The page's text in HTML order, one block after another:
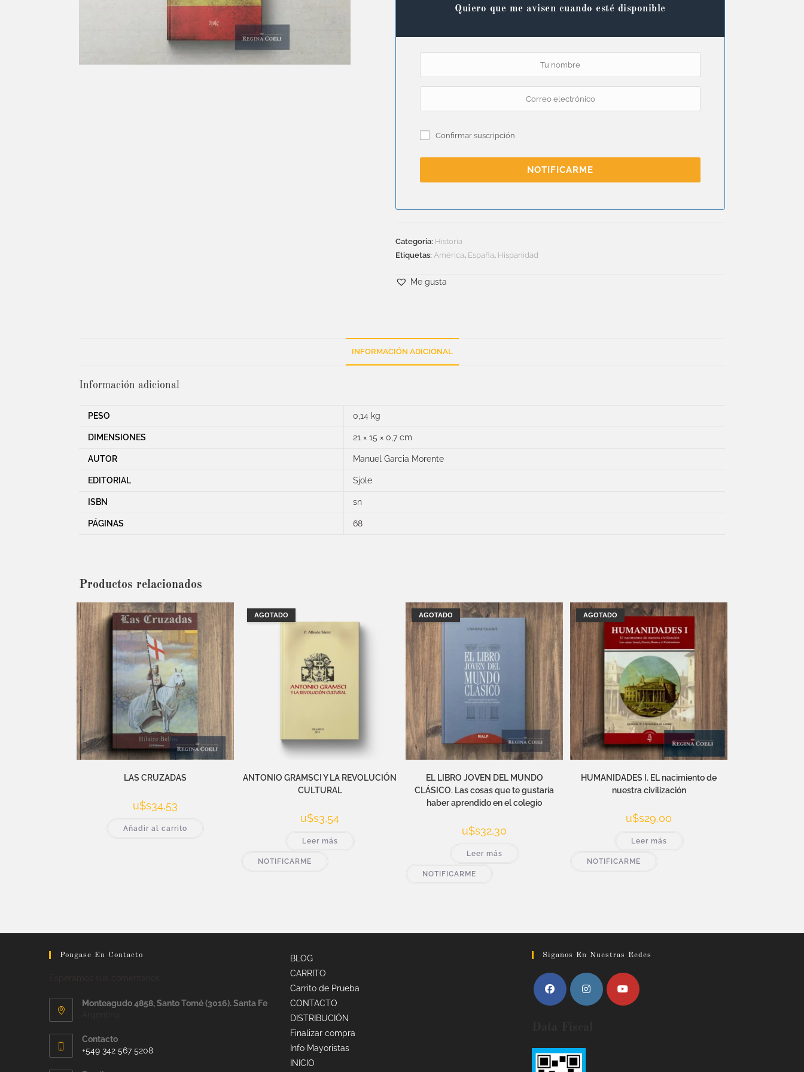
Quiero que me avisen cuando esté disponible
Confirmar suscripción
NOTIFICARME
Categoría: Historia
Etiquetas:América, España, Hispanidad
Me gusta
INFORMACIÓN ADICIONAL
Información adicional
PESO 0,14 kg
DIMENSIONES 21 × 15 × 0,7 cm
AUTOR Manuel Garcia Morente
EDITORIAL Sjole
ISBN sn
PÁGINAS 68
Productos relacionados
LAS CRUZADAS
u$s34,53
Añadir al carrito
AGOTADO
ANTONIO GRAMSCI Y LA REVOLUCIÓN
CULTURAL
u$s3,54
Leer más
NOTIFICARME
AGOTADO
EL LIBRO JOVEN DEL MUNDO
CLÁSICO. Las cosas que te gustaría
haber aprendido en el colegio
u$s32,30
Leer más
NOTIFICARME
AGOTADO
HUMANIDADES I. EL nacimiento de
nuestra civilización
u$s29,00
Leer más
NOTIFICARME
Pongase En Contacto
Monteagudo 4858, Santo Tomé (3016). Santa Fe
Contacto
+549 342 567 5208
BLOG
CARRITO
Carrito de Prueba
CONTACTO
DISTRIBUCIÓN
Finalizar compra
Info Mayoristas
INICIO
Siganos En Nuestras Redes